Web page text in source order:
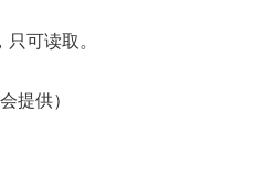
可读取。
提供）